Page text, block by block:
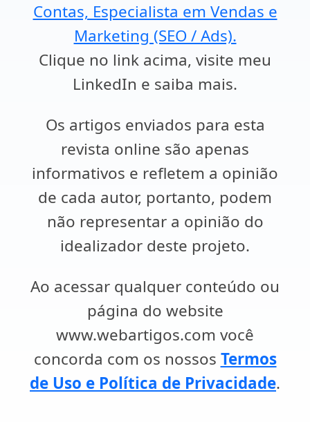
Contas, Especialista em Vendas e
Marketing (SEO / Ads).
Clique no link acima, visite meu
LinkedIn e saiba mais.
Os artigos enviados para esta
revista online são apenas
informativos e refletem a opinião
de cada autor, portanto, podem
não representar a opinião do
idealizador deste projeto.
Ao acessar qualquer conteúdo ou
página do website
www.webartigos.com você
concorda com os nossos Termos
de Uso e Política de Privacidade.